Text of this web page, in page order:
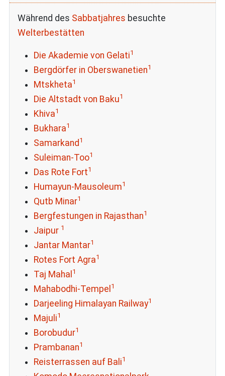
Während des Sabbatjahres besuchte
Welterbestätten
Die Akademie von Gelati1
Bergdörfer in Oberswanetien1
Mtskheta1
Die Altstadt von Baku1
Khiva1
Bukhara1
Samarkand 1
Suleiman-Too1
Das Rote Fort1
Humayun-Mausoleum1
Qutb Minar1
Bergfestungen in Rajasthan1
Jaipur 1
Jantar Mantar1
Rotes Fort Agra1
Taj Mahal 1
Mahabodhi-Tempel 1
Darjeeling Himalayan Railway1
Majuli1
Borobudur1
Prambanan1
Reisterrassen auf Bali1